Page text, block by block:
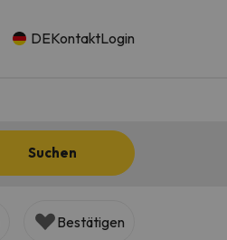
DEKontaktLogin
Suchen
Bestätigen